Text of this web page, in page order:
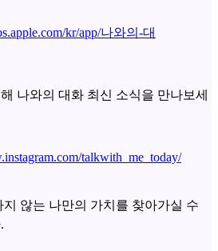
kr/app/나와의-대
나와의 대화 최신 소식을 만나보세
talkwith_me_today/
않는 나만의 가치를 찾아가실 수